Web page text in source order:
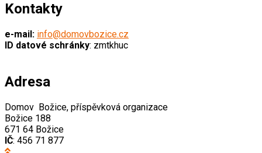
Kontakty
e-mail: info@domovbozice.cz
ID datové schránky: zmtkhuc
Adresa
Domov Božice, příspěvková organizace
Božice 188
671 64 Božice
IČ: 456 71 877